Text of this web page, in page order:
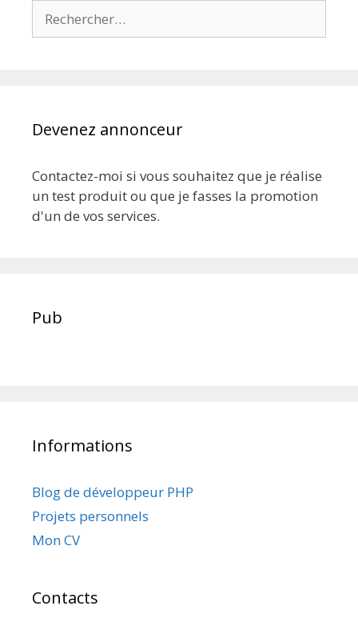
Devenez annonceur
Contactez-moi si vous souhaitez que je réalise
un test produit ou que je fasses la promotion
d'un de vos services.
Pub
Informations
Blog de développeur PHP
Projets personnels
Mon CV
Contacts